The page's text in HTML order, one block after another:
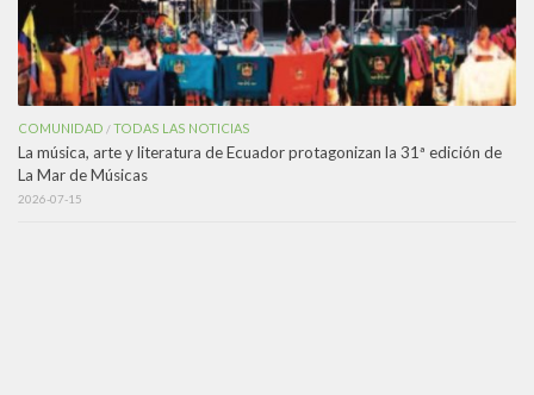
COMUNIDAD /TODAS LAS NOTICIAS
La música, arte y literatura de Ecuador protagonizan la 31ª edición de
La Mar de Músicas
2026-07-15